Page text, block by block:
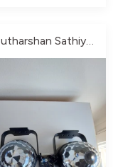
sutharshan Sathiyaseelan